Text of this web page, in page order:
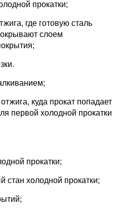
прокатки;
где готовую сталь
слоем
куда прокат попадает
первой холодной прокатки
прокатки;
стан холодной прокатки;